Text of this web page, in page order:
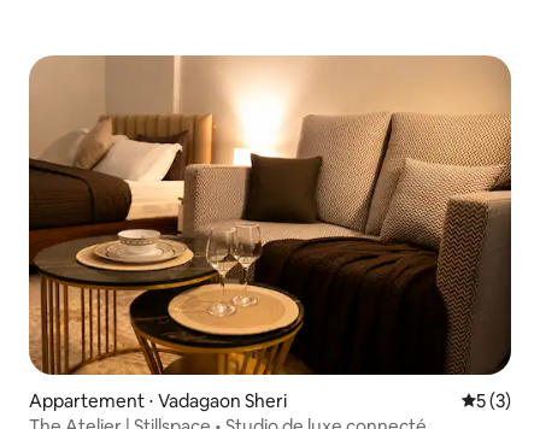
Appartement ⋅ Vadagaon Sheri
5 (3)